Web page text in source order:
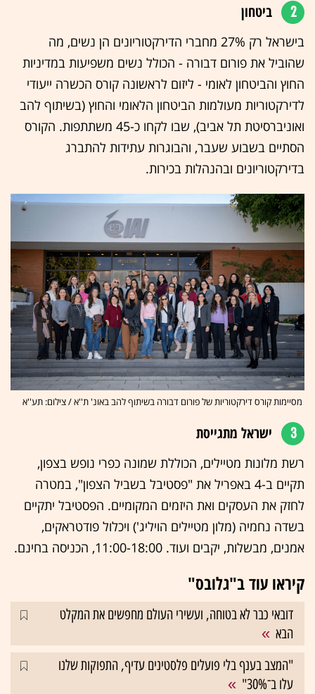
2 ביטחון
בישראל רק 27% מחברי הדירקטוריונים הן נשים, מה
שהוביל את פורום דבורה - הכולל נשים משפיעות במדיניות
החוץ והביטחון לאומי - ליזום לראשונה קורס הכשרה ייעודי
לדירקטוריות מעולמות הביטחון הלאומי והחוץ (בשיתוף להב
ואוניברסיטת תל אביב), שבו לקחו כ-45 משתתפות. הקורס
הסתיים בשבוע שעבר, והבוגרות עתידות להתברג
בדירקטוריונים ובהנהלות בכירות.
מסיימות קורס דירקטוריות של פורום דבורה בשיתוף להב באונ' ת''א / צילום: תע''א
3 ישראל מתגייסת
רשת מלונות מטיילים, הכוללת שמונה כפרי נופש בצפון,
תקיים ב-4 באפריל את "פסטיבל בשביל הצפון", במטרה
לחזק את העסקים ואת היזמים המקומיים. הפסטיבל יתקיים
בשדה נחמיה (מלון מטיילים הויליג') ויכלול פודטראקים,
אמנים, מבשלות, יקבים ועוד. 11:00-18:00, הכניסה בחינם.
קיראו עוד ב"גלובס"
דובאי כבר לא בטוחה, ועשירי העולם מחפשים את המקלט
הבא
"המצב בענף בלי פועלים פלסטינים עדיף, התפוקות שלנו
עלו ב־30%"